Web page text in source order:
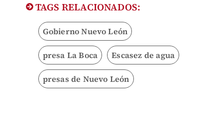
TAGS RELACIONADOS:
Gobierno Nuevo León
presa La Boca Escasez de agua
presas de Nuevo León